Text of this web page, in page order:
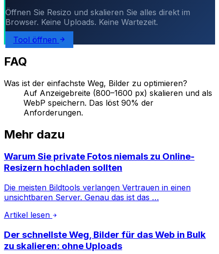
Öffnen Sie Resizo und skalieren Sie alles direkt im
Browser. Keine Uploads. Keine Wartezeit.
Tool öffnen
FAQ
Was ist der einfachste Weg, Bilder zu optimieren?
Auf Anzeigebreite (800–1600 px) skalieren und als
WebP speichern. Das löst 90% der
Anforderungen.
Mehr dazu
Warum Sie private Fotos niemals zu Online-
Resizern hochladen sollten
Die meisten Bildtools verlangen Vertrauen in einen
unsichtbaren Server. Genau das ist das …
Artikel lesen
Der schnellste Weg, Bilder für das Web in Bulk
zu skalieren: ohne Uploads